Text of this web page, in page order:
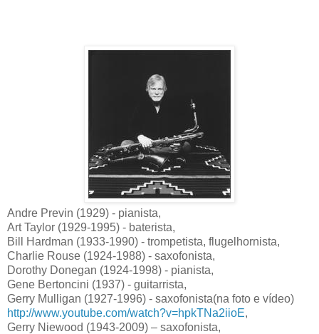
Andre Previn (1929) - pianista,
Art Taylor (1929-1995) - baterista,
Bill Hardman (1933-1990) - trompetista, flugelhornista,
Charlie Rouse (1924-1988) - saxofonista,
Dorothy Donegan (1924-1998) - pianista,
Gene Bertoncini (1937) - guitarrista,
Gerry Mulligan (1927-1996) - saxofonista(na foto e vídeo)
http://www.youtube.com/watch?v=hpkTNa2iioE,
Gerry Niewood (1943-2009) – saxofonista,